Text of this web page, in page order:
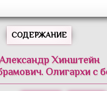
СОДЕРЖАНИЕ
Хинштейн
Олигархи с